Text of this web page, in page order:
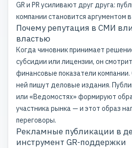
GR и PR усиливают друг друга:
компании становится аргументом
Почему репутация в СМИ
властью
Когда чиновник принимает
субсидии или лицензии, он
финансовые показатели компании.
ней пишут деловые издания.
или «Ведомостях» формируют
участника рынка — и этот образ
переговоры.
Рекламные публикации в
инструмент GR-поддержки